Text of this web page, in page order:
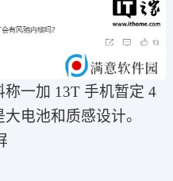
一加 13T 手机暂定 4
电池和质感设计。